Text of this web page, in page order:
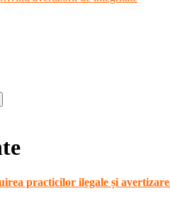
practicilor ilegale și